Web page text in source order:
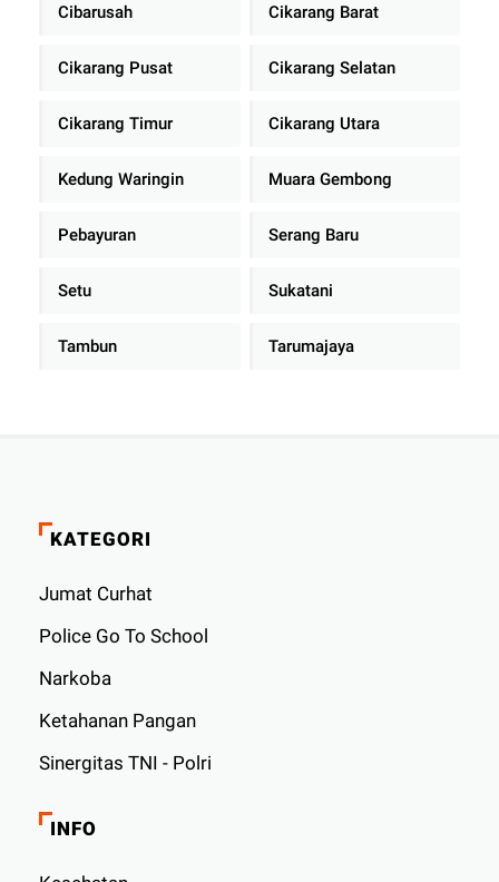
Cibarusah Cikarang Barat
Cikarang Pusat Cikarang Selatan
Cikarang Timur Cikarang Utara
Kedung Waringin Muara Gembong
Pebayuran Serang Baru
Setu Sukatani
Tambun Tarumajaya
KATEGORI
Jumat Curhat
Police Go To School
Narkoba
Ketahanan Pangan
Sinergitas TNI - Polri
INFO